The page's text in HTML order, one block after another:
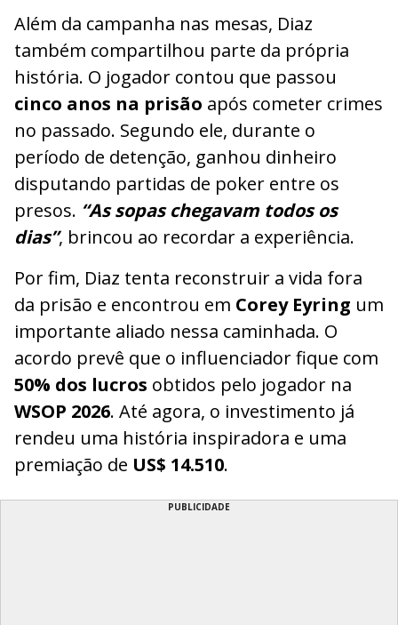
Além da campanha nas mesas, Diaz
também compartilhou parte da própria
história. O jogador contou que passou
cinco anos na prisão após cometer crimes
no passado. Segundo ele, durante o
período de detenção, ganhou dinheiro
disputando partidas de poker entre os
presos. “As sopas chegavam todos os
dias”, brincou ao recordar a experiência.
Por fim, Diaz tenta reconstruir a vida fora
da prisão e encontrou em Corey Eyring um
importante aliado nessa caminhada. O
acordo prevê que o influenciador fique com
50% dos lucros obtidos pelo jogador na
WSOP 2026. Até agora, o investimento já
rendeu uma história inspiradora e uma
premiação de US$ 14.510.
PUBLICIDADE